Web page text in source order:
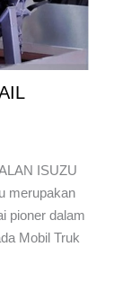
ISUZU
merupakan
pioner dalam
Mobil Truk